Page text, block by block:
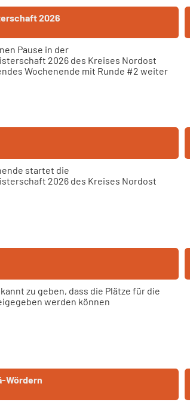
2026
Pause in der
2026 des Kreises Nordost
Wochenende mit Runde #2 weiter
startet die
2026 des Kreises Nordost
zu geben, dass die Plätze für die
werden können
Wördern